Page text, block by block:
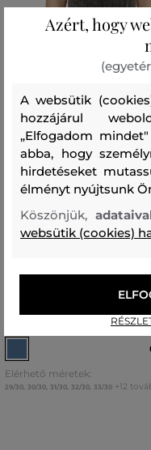
TROUSERS
Elérhető méretek:
29/30 30/30 31/30 32/30 33/30 +12
Azért, hogy
A websütik
hozzájárul
„Elfogadom
abba, hogy
hirdetéseket
élményt nyújtsunk
Köszönjük,
websütik (cookies)